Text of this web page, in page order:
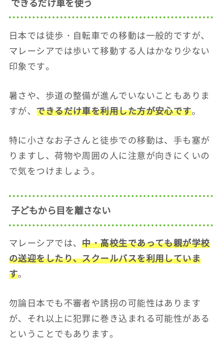
日本では徒歩・自転車での移動は一般的ですが、
マレーシアでは歩いて移動する人はかなり少ない
印象です。
暑さや、歩道の整備が進んでいないこともありま
すが、 できるだけ車を利用した方が安心です。
特に小さなお子さんと徒歩での移動は、手も塞が
りますし、荷物や周囲の人に注意が向きにくいの
で気をつけましょう。
子どもから目を離さない
マレーシアでは、中・高校生であっても親が学校
の送迎をしたり、スクールバスを利用していま
す。
勿論日本でも不審者や誘拐の可能性はあります
が、それ以上に犯罪に巻き込まれる可能性がある
ということでもあります。